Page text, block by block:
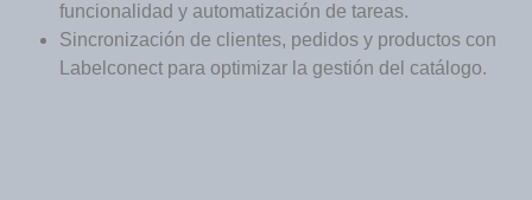
funcionalidad y automatización de tareas.
Sincronización de clientes, pedidos y productos con
Labelconect para optimizar la gestión del catálogo.